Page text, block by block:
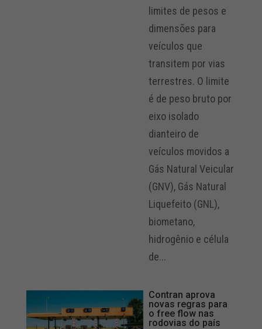
limites de pesos e
dimensões para
veículos que
transitem por vias
terrestres. O limite
é de peso bruto por
eixo isolado
dianteiro de
veículos movidos a
Gás Natural Veicular
(GNV), Gás Natural
Liquefeito (GNL),
biometano,
hidrogênio e célula
de...
Contran aprova
novas regras para
o free flow nas
rodovias do país